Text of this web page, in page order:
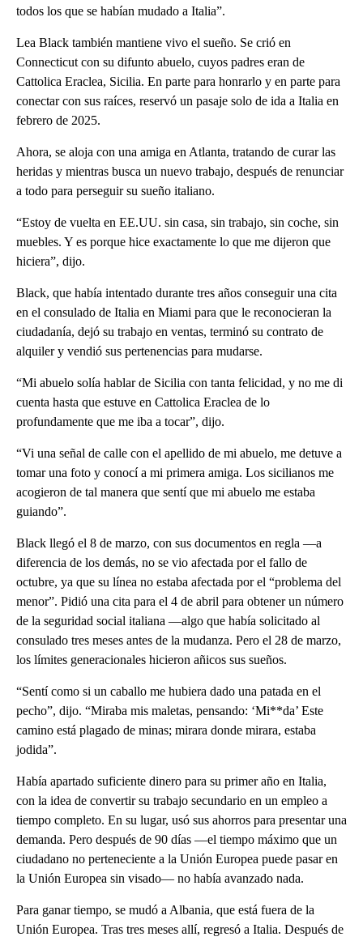
todos los que se habían mudado a Italia”.
Lea Black también mantiene vivo el sueño. Se crió en
Connecticut con su difunto abuelo, cuyos padres eran de
Cattolica Eraclea, Sicilia. En parte para honrarlo y en parte para
conectar con sus raíces, reservó un pasaje solo de ida a Italia en
febrero de 2025.
Ahora, se aloja con una amiga en Atlanta, tratando de curar las
heridas y mientras busca un nuevo trabajo, después de renunciar
a todo para perseguir su sueño italiano.
“Estoy de vuelta en EE.UU. sin casa, sin trabajo, sin coche, sin
muebles. Y es porque hice exactamente lo que me dijeron que
hiciera”, dijo.
Black, que había intentado durante tres años conseguir una cita
en el consulado de Italia en Miami para que le reconocieran la
ciudadanía, dejó su trabajo en ventas, terminó su contrato de
alquiler y vendió sus pertenencias para mudarse.
“Mi abuelo solía hablar de Sicilia con tanta felicidad, y no me di
cuenta hasta que estuve en Cattolica Eraclea de lo
profundamente que me iba a tocar”, dijo.
“Vi una señal de calle con el apellido de mi abuelo, me detuve a
tomar una foto y conocí a mi primera amiga. Los sicilianos me
acogieron de tal manera que sentí que mi abuelo me estaba
guiando”.
Black llegó el 8 de marzo, con sus documentos en regla —a
diferencia de los demás, no se vio afectada por el fallo de
octubre, ya que su línea no estaba afectada por el “problema del
menor”. Pidió una cita para el 4 de abril para obtener un número
de la seguridad social italiana —algo que había solicitado al
consulado tres meses antes de la mudanza. Pero el 28 de marzo,
los límites generacionales hicieron añicos sus sueños.
“Sentí como si un caballo me hubiera dado una patada en el
pecho”, dijo. “Miraba mis maletas, pensando: ‘Mi**da’ Este
camino está plagado de minas; mirara donde mirara, estaba
jodida”.
Había apartado suficiente dinero para su primer año en Italia,
con la idea de convertir su trabajo secundario en un empleo a
tiempo completo. En su lugar, usó sus ahorros para presentar una
demanda. Pero después de 90 días —el tiempo máximo que un
ciudadano no perteneciente a la Unión Europea puede pasar en
la Unión Europea sin visado— no había avanzado nada.
Para ganar tiempo, se mudó a Albania, que está fuera de la
Unión Europea. Tras tres meses allí, regresó a Italia. Después de